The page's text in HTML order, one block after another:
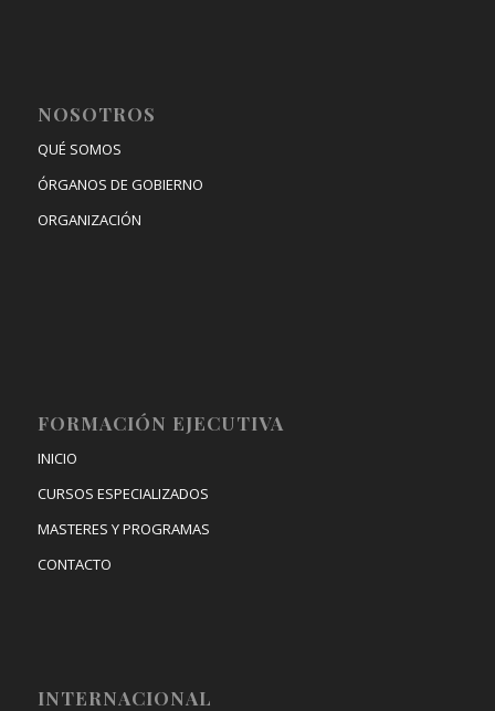
NOSOTROS
QUÉ SOMOS
ÓRGANOS DE GOBIERNO
ORGANIZACIÓN
FORMACIÓN EJECUTIVA
INICIO
CURSOS ESPECIALIZADOS
MASTERES Y PROGRAMAS
CONTACTO
INTERNACIONAL